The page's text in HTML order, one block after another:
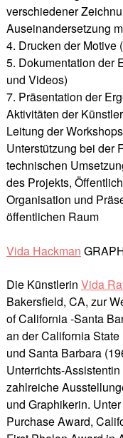
verschiedener
Auseinandersetzung
4. Drucken der Motive
5. Dokumentation der
und Videos)
7. Präsentation der
Aktivitäten der
Leitung der
Unterstützung bei der
technischen
des Projekts,
Organisation und
öffentlichen Raum
Vida Hackman
Die Künstlerin Vida
Bakersfield, CA, zur
of California -Santa
an der California
und Santa Barbara
Unterrichts-
zahlreiche
und Graphikerin.
Purchase Award,